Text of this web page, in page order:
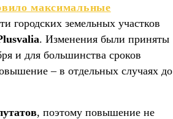
максимальные
городских земельных участков
. Изменения были приняты
и для большинства сроков
– в отдельных случаях до
, поэтому повышение не